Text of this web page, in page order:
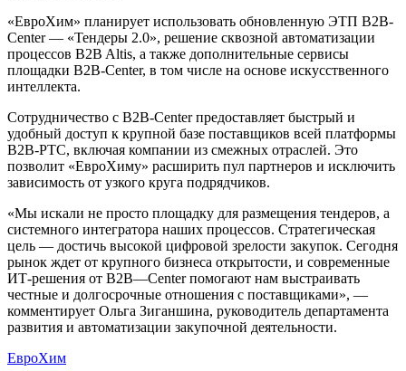
«ЕвроХим» планирует использовать обновленную ЭТП B2B-
Center — «Тендеры 2.0», решение сквозной автоматизации
процессов B2B Altis, а также дополнительные сервисы
площадки B2B-Center, в том числе на основе искусственного
интеллекта.
Сотрудничество с B2B-Center предоставляет быстрый и
удобный доступ к крупной базе поставщиков всей платформы
В2В-РТС, включая компании из смежных отраслей. Это
позволит «ЕвроХиму» расширить пул партнеров и исключить
зависимость от узкого круга подрядчиков.
«Мы искали не просто площадку для размещения тендеров, а
системного интегратора наших процессов. Стратегическая
цель — достичь высокой цифровой зрелости закупок. Сегодня
рынок ждет от крупного бизнеса открытости, и современные
ИТ-решения от В2В—Center помогают нам выстраивать
честные и долгосрочные отношения с поставщиками», —
комментирует Ольга Зиганшина, руководитель департамента
развития и автоматизации закупочной деятельности.
ЕвроХим